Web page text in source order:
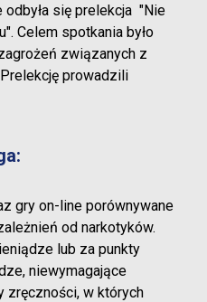
odbyła się prelekcja "Nie
Celem spotkania było
związanych z
prowadzili
gry on-line porównywane
od narkotyków.
lub za punkty
niewymagające
zręczności, w których